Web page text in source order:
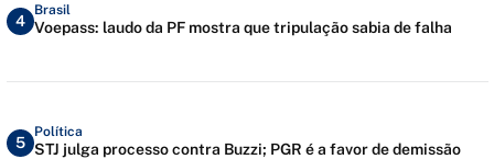
4
Brasil
Voepass: laudo da PF mostra que tripulação sabia de falha
5
Política
STJ julga processo contra Buzzi; PGR é a favor de demissão